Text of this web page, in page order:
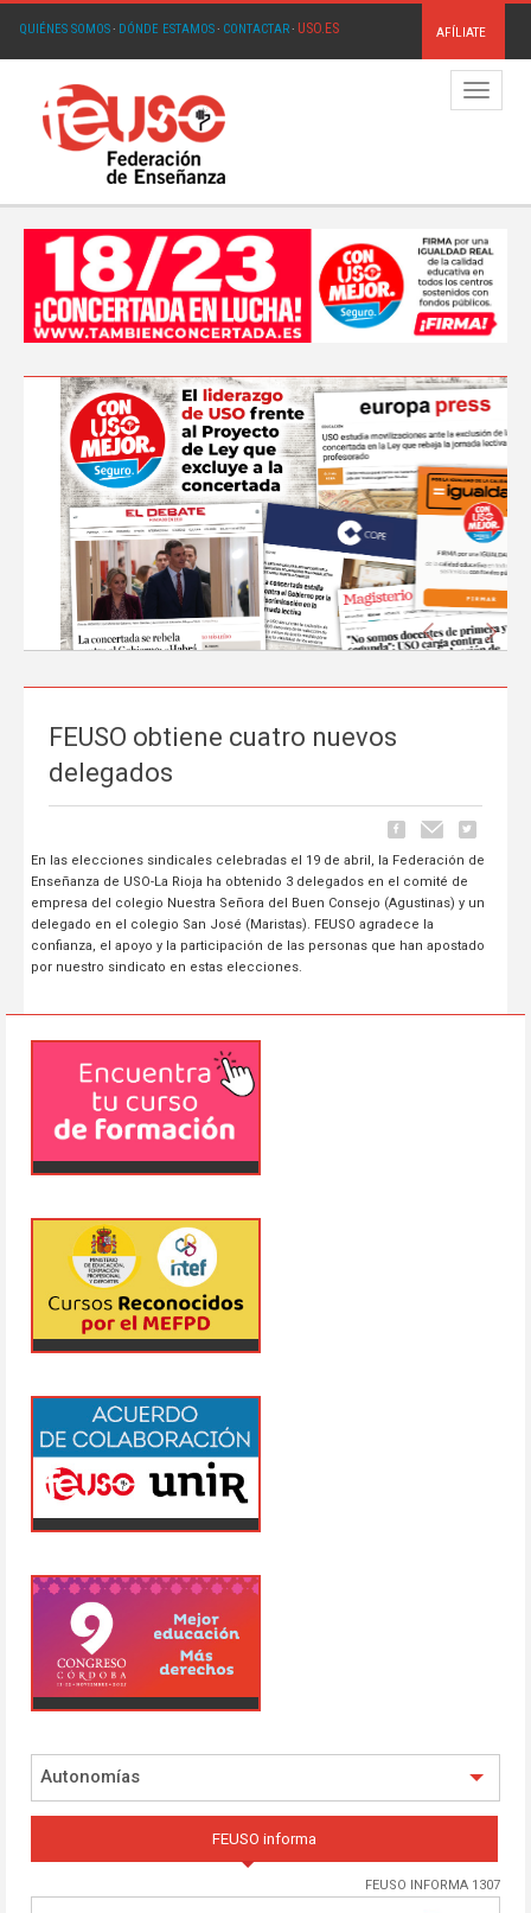
QUIÉNES SOMOS· DÓNDE ESTAMOS· CONTACTAR· USO.ES AFÍLIATE
Menú
La prensa nacional se hace eco del liderazgo
de FEUSO frente al Proyecto de Ley que
excluye a la concertada
06 de Mayo, publicado en Carrusel
La tramitación del Proyecto de Ley de reducción de la jornada
lectiva del profesorado ha comenzado a ocupar espacio en los
principales medios de comunicación nacionales. FEUSO ha sido el
primer sindicato en dar un paso al frente
Anterior
FEUSO obtiene cuatro nuevos
delegados
En las elecciones sindicales celebradas el 19 de abril, la Federación de
Enseñanza de USO-La Rioja ha obtenido 3 delegados en el comité de
empresa del colegio Nuestra Señora del Buen Consejo (Agustinas) y un
delegado en el colegio San José (Maristas). FEUSO agradece la
confianza, el apoyo y la participación de las personas que han apostado
por nuestro sindicato en estas elecciones.
Autonomías
FEUSO informa
FEUSO INFORMA 1307